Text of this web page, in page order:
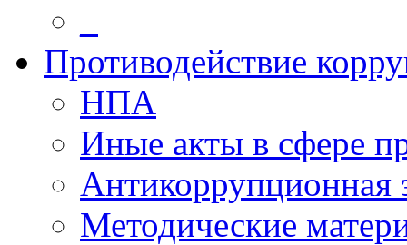
Противодействие
НПА
Иные акты в сфере
Антикоррупционная
Методические